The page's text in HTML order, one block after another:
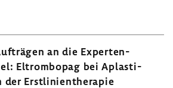
an die Exper­ten­
Eltrom­bopag bei Aplas­ti­
der Erst­li­ni­en­the­rapie